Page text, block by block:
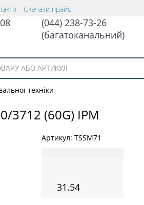
Скачати прайс
(044) 238-73-26
(багатоканальний)
техніки
3712 (60G) IPM
Артикул: TSSM71
31.54